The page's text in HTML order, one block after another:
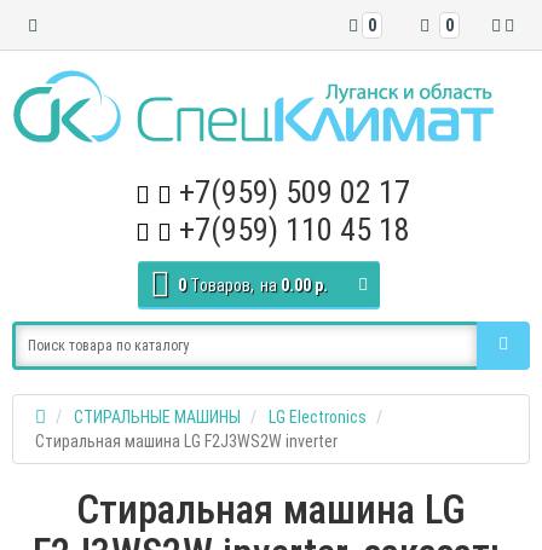
0
0
+7(959) 509 02 17
+7(959) 110 45 18
0 Tоваров, на 0.00 р.
СТИРАЛЬНЫЕ МАШИНЫ
LG Electronics
Стиральная машина LG F2J3WS2W inverter
Стиральная машина LG